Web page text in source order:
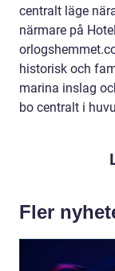
centralt läge
närmare på
historisk och
marina inslag
bo centralt i
Fler